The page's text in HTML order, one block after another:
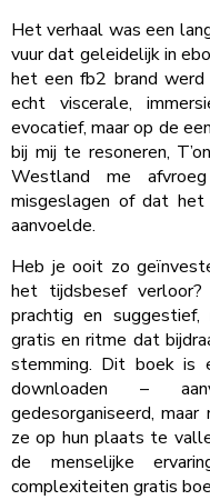
Het verhaal was een
vuur dat geleidelijk in
het een fb2 brand werd
echt viscerale,
evocatief, maar op de
bij mij te resoneren,
Westland me
misgeslagen of dat
aanvoelde.
Heb je ooit zo
het tijdsbesef
prachtig en
gratis en ritme dat
stemming. Dit boek is
downloaden –
gedesorganiseerd,
ze op hun plaats te
de menselijke
complexiteiten gratis